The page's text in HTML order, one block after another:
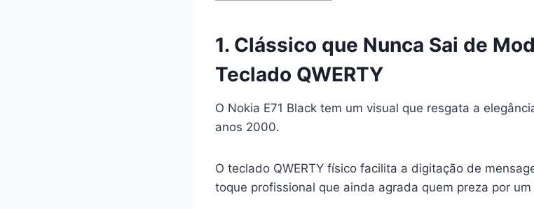
1. Clássico que Nunca Sai de
Teclado QWERTY
O Nokia E71 Black tem um visual que resgata a
anos 2000.
O teclado QWERTY físico facilita a digitação de
toque profissional que ainda agrada quem preza por